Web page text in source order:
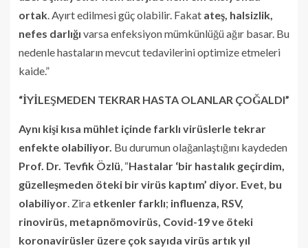
ortak. Ayırt edilmesi güç olabilir. Fakat ateş, halsizlik,
nefes darlığı varsa enfeksiyon mümkünlüğü ağır basar. Bu
nedenle hastaların mevcut tedavilerini optimize etmeleri
kaide.”
“İYİLEŞMEDEN TEKRAR HASTA OLANLAR ÇOĞALDI”
Aynı kişi kısa mühlet içinde farklı virüslerle tekrar
enfekte olabiliyor. Bu durumun olağanlaştığını kaydeden
Prof. Dr. Tevfik Özlü, “Hastalar ‘bir hastalık geçirdim,
güzelleşmeden öteki bir virüs kaptım’ diyor. Evet, bu
olabiliyor. Zira etkenler farklı; influenza, RSV,
rinovirüs, metapnömovirüs, Covid-19 ve öteki
koronavirüsler üzere çok sayıda virüs artık yıl